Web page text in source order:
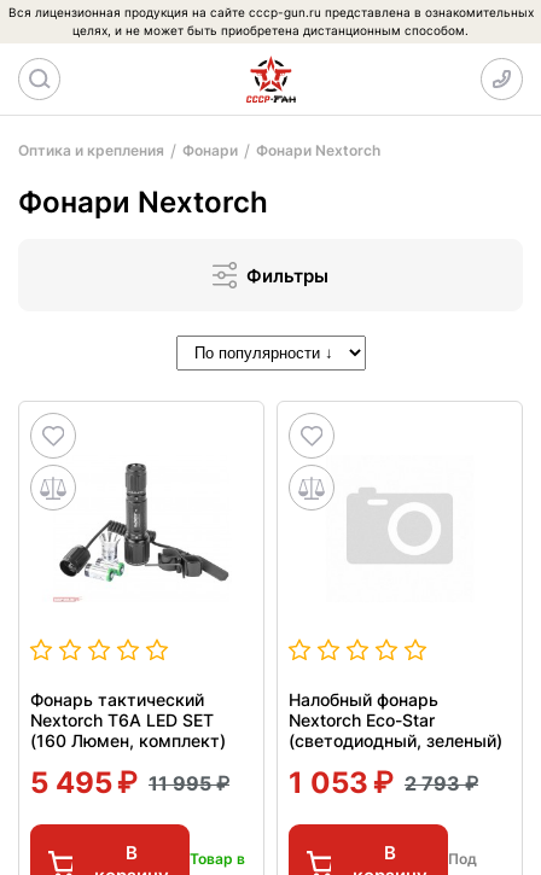
Вся лицензионная продукция на сайте cccp-gun.ru представлена в ознакомительных
целях, и не может быть приобретена дистанционным способом.
Оптика и крепления Фонари Фонари Nextorch
Фонари Nextorch
Фильтры
Фонарь тактический
Nextorch T6A LED SET
(160 Люмен, комплект)
5 495 11 995
В
Товар в
Налобный фонарь
Nextorch Eco-Star
(светодиодный, зеленый)
1 053 2 793
В
Под